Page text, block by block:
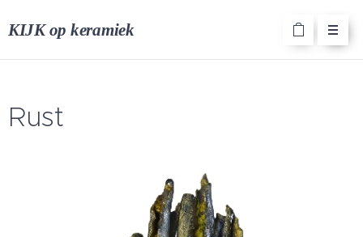
KIJK op keramiek
Rust